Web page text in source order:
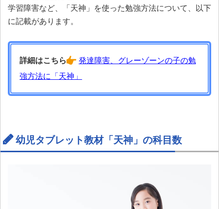
学習障害など、「天神」を使った勉強方法について、以下
に記載があります。
詳細はこちら
発達障害、グレーゾーンの子の勉
強方法に「天神」
幼児タブレット教材「天神」の科目数